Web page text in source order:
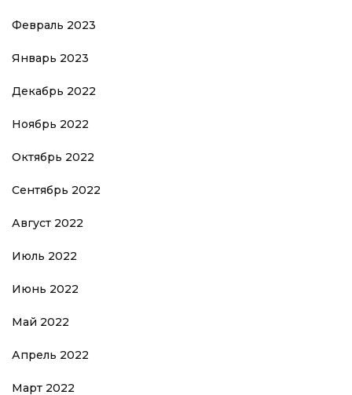
Февраль 2023
Январь 2023
Декабрь 2022
Ноябрь 2022
Октябрь 2022
Сентябрь 2022
Август 2022
Июль 2022
Июнь 2022
Май 2022
Апрель 2022
Март 2022